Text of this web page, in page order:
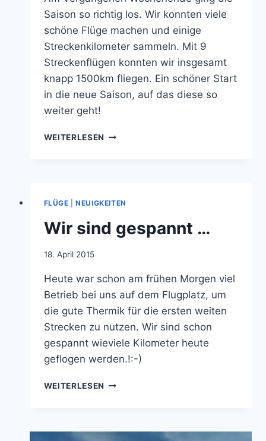
Saison so richtig los. Wir konnten viele
schöne Flüge machen und einige
Streckenkilometer sammeln. Mit 9
Streckenflügen konnten wir insgesamt
knapp 1500km fliegen. Ein schöner Start
in die neue Saison, auf das diese so
weiter geht!
WEITERLESEN ERFOLGREICHES
FLÜGE |NEUIGKEITEN
Wir sind gespannt …
Von
18. April 2015
Heute war schon am frühen Morgen viel
Betrieb bei uns auf dem Flugplatz, um
die gute Thermik für die ersten weiten
Strecken zu nutzen. Wir sind schon
gespannt wieviele Kilometer heute
geflogen werden.!:-)
WEITERLESEN WIR